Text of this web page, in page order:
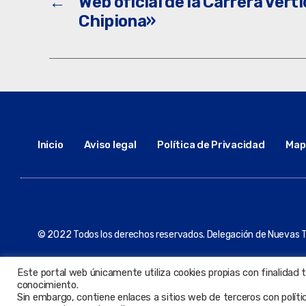
Chipiona»
Inicio Aviso legal Política de Privacidad
© 2022 Todos los derechos reservados. Delegación de Nuevas
Este portal web únicamente utiliza cookies propias con
conocimiento.
Sin embargo, contiene enlaces a sitios web de terceros con